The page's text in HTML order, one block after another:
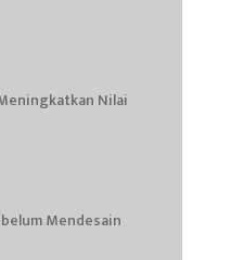
Nilai
Mendesain